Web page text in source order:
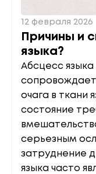
12 февраля 2026
Причины и
языка?
Абсцесс
очага в ткани
состояние
серьезным
затруднение
языка часто